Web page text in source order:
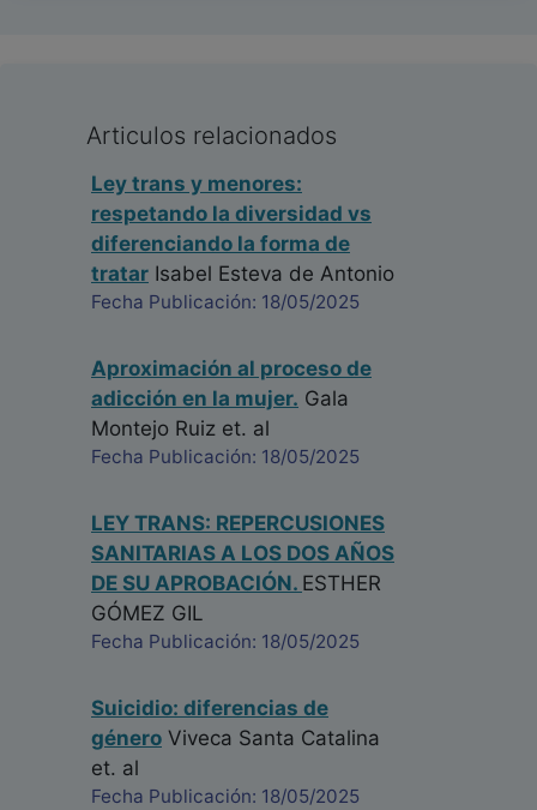
Articulos relacionados
Ley trans y menores:
respetando la diversidad vs
diferenciando la forma de
tratar Isabel Esteva de Antonio
Fecha Publicación: 18/05/2025
Aproximación al proceso de
adicción en la mujer. Gala
Montejo Ruiz et. al
Fecha Publicación: 18/05/2025
LEY TRANS: REPERCUSIONES
SANITARIAS A LOS DOS AÑOS
DE SU APROBACIÓN. ESTHER
GÓMEZ GIL
Fecha Publicación: 18/05/2025
Suicidio: diferencias de
género Viveca Santa Catalina
et. al
Fecha Publicación: 18/05/2025